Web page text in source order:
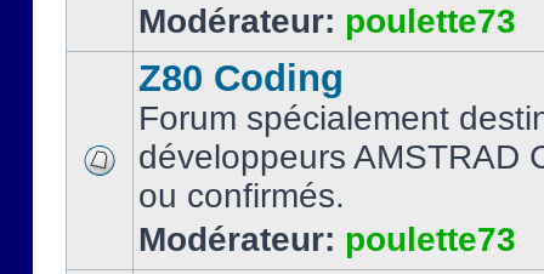
Modérateur: poulette73
Z80 Coding
Forum spécialement
développeurs AMSTRAD
ou confirmés.
Modérateur: poulette73